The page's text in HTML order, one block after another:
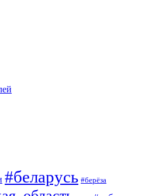
#беларусь #берёза